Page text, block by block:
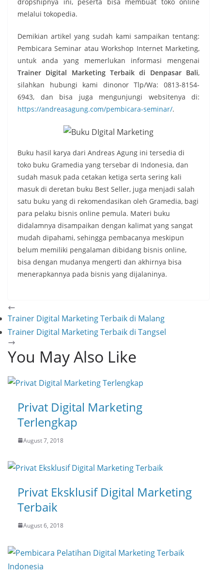
melalui tokopedia.
Demikian artikel yang sudah kami sampaikan tentang:
Pembicara Seminar atau Workshop Internet Marketing,
untuk anda yang memerlukan informasi mengenai
Trainer Digital Marketing Terbaik di Denpasar Bali,
silahkan hubungi kami dinonor Tlp/Wa: 0813-8154-
6943, dan bisa juga mengunjungi websitenya di:
https://andreasagung.com/pembicara-seminar/.
Buku hasil karya dari Andreas Agung ini tersedia di
toko buku Gramedia yang tersebar di Indonesia, dan
sudah masuk pada cetakan ketiga serta sering kali
masuk di deretan buku Best Seller, juga menjadi salah
satu buku yang di rekomendasikan oleh Gramedia, bagi
para pelaku bisnis online pemula. Materi buku
didalamnya disampaikan dengan kalimat yang sangat
mudah dipahami, sehingga pembacanya meskipun
belum memiliki pengalaman dibidang bisnis online,
bisa dengan mudanya mengerti dan akhirnya bisa
menerapkannya pada bisnis yang dijalaninya.
Trainer Digital Marketing Terbaik di Malang
Trainer Digital Marketing Terbaik di Tangsel
You May Also Like
Privat Digital Marketing
Terlengkap
August 7, 2018
Privat Eksklusif Digital Marketing
Terbaik
August 6, 2018